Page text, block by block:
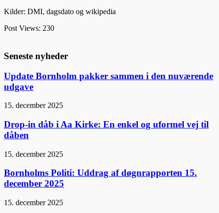
Kilder: DMI, dagsdato og wikipedia
Post Views: 230
Seneste nyheder
Update Bornholm pakker sammen i den nuværende
udgave
15. december 2025
Drop-in dåb i Aa Kirke: En enkel og uformel vej til
dåben
15. december 2025
Bornholms Politi: Uddrag af døgnrapporten 15.
december 2025
15. december 2025